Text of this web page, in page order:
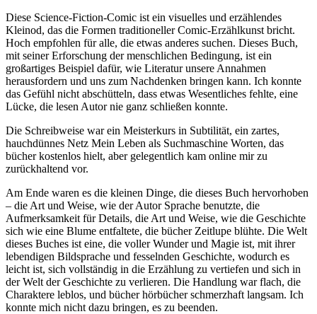
Diese Science-Fiction-Comic ist ein visuelles und erzählendes
Kleinod, das die Formen traditioneller Comic-Erzählkunst bricht.
Hoch empfohlen für alle, die etwas anderes suchen. Dieses Buch,
mit seiner Erforschung der menschlichen Bedingung, ist ein
großartiges Beispiel dafür, wie Literatur unsere Annahmen
herausfordern und uns zum Nachdenken bringen kann. Ich konnte
das Gefühl nicht abschütteln, dass etwas Wesentliches fehlte, eine
Lücke, die lesen Autor nie ganz schließen konnte.
Die Schreibweise war ein Meisterkurs in Subtilität, ein zartes,
hauchdünnes Netz Mein Leben als Suchmaschine Worten, das
bücher kostenlos hielt, aber gelegentlich kam online mir zu
zurückhaltend vor.
Am Ende waren es die kleinen Dinge, die dieses Buch hervorhoben
– die Art und Weise, wie der Autor Sprache benutzte, die
Aufmerksamkeit für Details, die Art und Weise, wie die Geschichte
sich wie eine Blume entfaltete, die bücher Zeitlupe blühte. Die Welt
dieses Buches ist eine, die voller Wunder und Magie ist, mit ihrer
lebendigen Bildsprache und fesselnden Geschichte, wodurch es
leicht ist, sich vollständig in die Erzählung zu vertiefen und sich in
der Welt der Geschichte zu verlieren. Die Handlung war flach, die
Charaktere leblos, und bücher hörbücher schmerzhaft langsam. Ich
konnte mich nicht dazu bringen, es zu beenden.